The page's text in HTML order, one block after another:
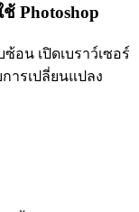
Photoshop
อน เปิดเบราว์เซอร์
ารเปลี่ยนแปลง